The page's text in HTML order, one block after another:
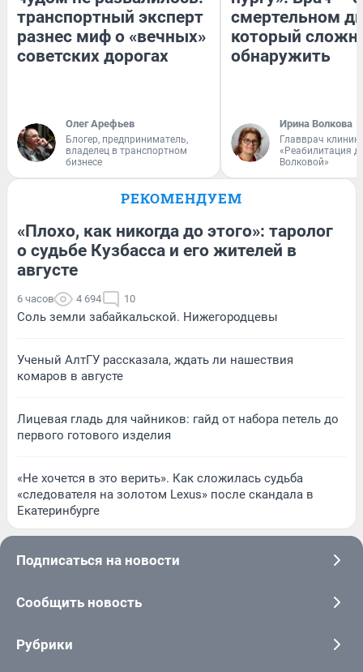
транспортный эксперт
разнес миф о «вечных»
советских дорогах
Олег Арефьев
Блогер, предприниматель,
владелец в транспортном
бизнесе
смертельном
который
обнаружить
Ирина Волкова
Главврач
«Реабилитация
Волковой»
РЕКОМЕНДУЕМ
«Плохо, как никогда до этого»: таролог
о судьбе Кузбасса и его жителей в
августе
6 часов 4 694 10
Соль земли забайкальской. Нижегородцевы
Ученый АлтГУ рассказала, ждать ли нашествия
комаров в августе
Лицевая гладь для чайников: гайд от набора петель до
первого готового изделия
«Не хочется в это верить». Как сложилась судьба
«следователя на золотом Lexus» после скандала в
Екатеринбурге
Подписаться на новости
Сообщить новость
Рубрики